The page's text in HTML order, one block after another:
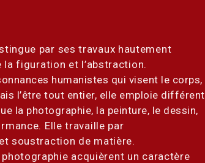
par ses travaux hautement
figuration et l’abstraction.
humanistes qui visent le corps,
l’être tout entier, elle emploie
la photographie, la peinture, le dessin,
Elle travaille par
soustraction de matière.
acquièrent un caractère